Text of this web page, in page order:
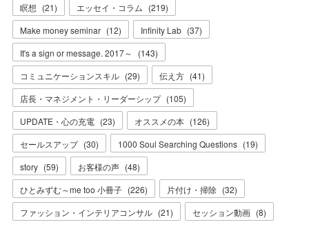
瞑想 (21) エッセイ・コラム (219)
Make money seminar (12) Infinity Lab (37)
It's a sign or message. 2017～
(143)
コミュニケーションスキル (29) 伝え方 (41)
店長・マネジメント・リーダーシップ (105)
UPDATE・心の充電 (23) オススメの本 (126)
セールスアップ (30) 1000 Soul Searching Questions (19)
story (59) お客様の声 (48)
ひとみずむ～me too 小冊子 (226) 片付け・掃除 (32)
ファッション・インテリアコンサル (21) セッション動画 (8)